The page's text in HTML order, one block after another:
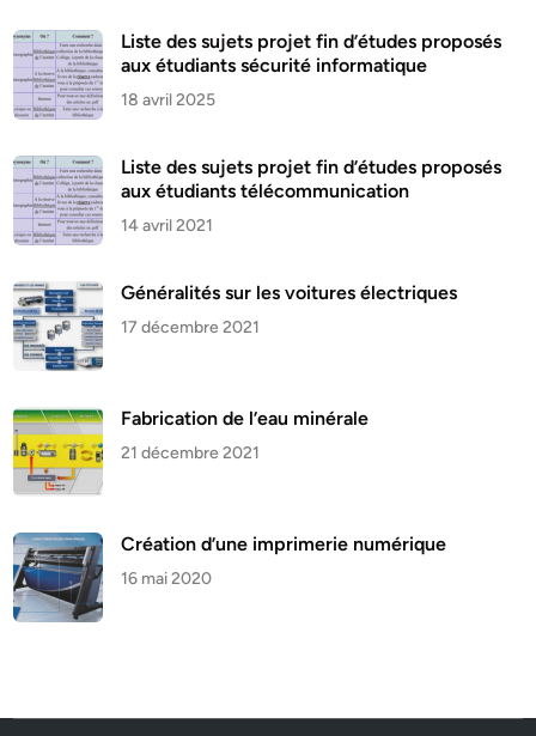
Liste des sujets projet fin d’études proposés
aux étudiants sécurité informatique
18 avril 2025
Liste des sujets projet fin d’études proposés
aux étudiants télécommunication
14 avril 2021
Généralités sur les voitures électriques
17 décembre 2021
Fabrication de l’eau minérale
21 décembre 2021
Création d’une imprimerie numérique
16 mai 2020